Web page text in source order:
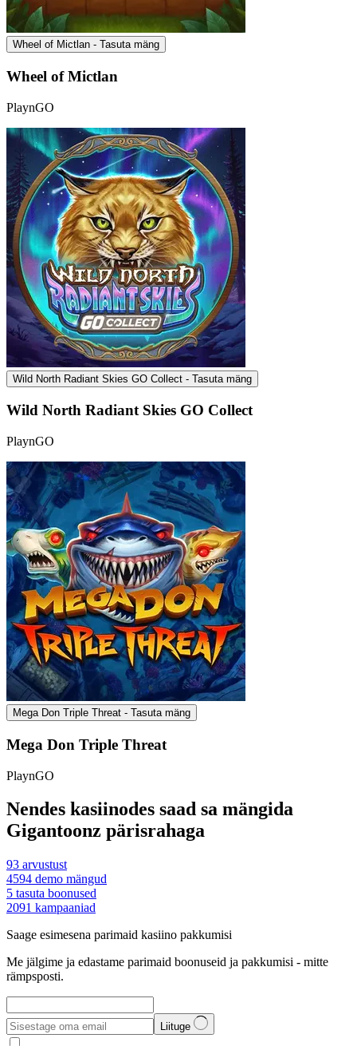
Wheel of Mictlan - Tasuta mäng
Wheel of Mictlan
PlaynGO
Wild North Radiant Skies GO Collect - Tasuta mäng
Wild North Radiant Skies GO Collect
PlaynGO
Mega Don Triple Threat - Tasuta mäng
Mega Don Triple Threat
PlaynGO
Nendes kasiinodes saad sa mängida
Gigantoonz pärisrahaga
93 arvustust
4594 demo mängud
5 tasuta boonused
2091 kampaaniad
Saage esimesena parimaid kasiino pakkumisi
Me jälgime ja edastame parimaid boonuseid ja pakkumisi - mitte
rämpsposti.
Liituge